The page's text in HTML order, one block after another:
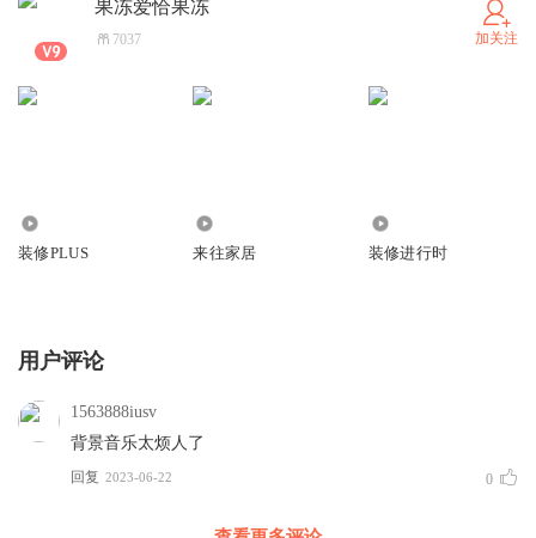
果冻爱恰果冻
7037 加关注
装修PLUS 来往家居 装修进行时
用户评论
1563888iusv
背景音乐太烦人了
回复 2023-06-22 0